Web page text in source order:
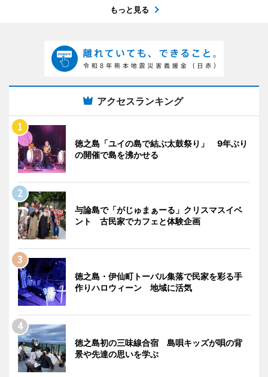
もっと見る
アクセスランキング
徳之島「ユイの島で結ぶ太鼓祭り」 9年ぶり
の開催で島を沸かせる
与論島で「がじゅまぁーる」クリスマスイベ
ント 古民家でカフェと体験企画
徳之島・伊仙町トーバル集落で民家を彩る手
作りハロウィーン 地域に活気
徳之島初の三味線合宿 島唄キッズが唄の背
景や先達の思いを学ぶ